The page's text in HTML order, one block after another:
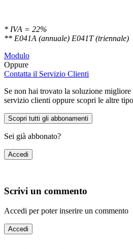
* IVA = 22%
** E041A (annuale) E041T (triennale)
Modulo
Oppure
Contatta il Servizio Clienti
Se non hai trovato la soluzione
servizio clienti oppure scopri le altre
Scopri tutti gli abbonamenti
Sei già abbonato?
Accedi
Scrivi un commento
Accedi per poter inserire un commento
Accedi